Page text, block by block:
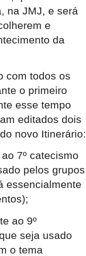
na JMJ, e será
e
da
com todos os
o primeiro
esse tempo
editados dois
novo Itinerário:
7º catecismo
pelos grupos
essencialmente
ao 9º
seja usado
o tema